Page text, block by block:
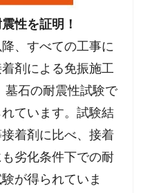
性を証明！
、すべての工事に
剤による免振施工
墓石の耐震性試験で
ています。試験結
着剤に比べ、接着
劣化条件下での耐
が得られていま